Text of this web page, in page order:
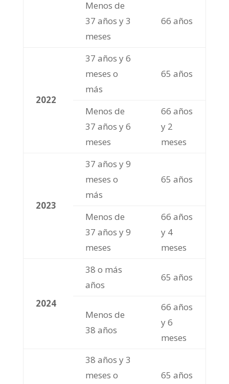
Menos de
37 años y 3
meses
66 años
2022
37 años y 6
meses o
más
65 años
Menos de
37 años y 6
meses
66 años
y 2
meses
2023
37 años y 9
meses o
más
65 años
Menos de
37 años y 9
meses
66 años
y 4
meses
2024
38 o más
años
65 años
Menos de
38 años
66 años
y 6
meses
38 años y 3
meses o
65 años